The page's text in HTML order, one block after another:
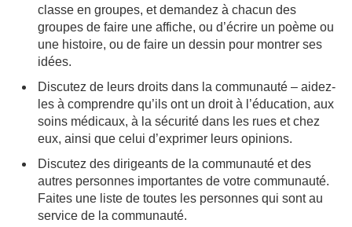
classe en groupes, et demandez à chacun des
groupes de faire une affiche, ou d’écrire un poème ou
une histoire, ou de faire un dessin pour montrer ses
idées.
Discutez de leurs droits dans la communauté – aidez-
les à comprendre qu’ils ont un droit à l’éducation, aux
soins médicaux, à la sécurité dans les rues et chez
eux, ainsi que celui d’exprimer leurs opinions.
Discutez des dirigeants de la communauté et des
autres personnes importantes de votre communauté.
Faites une liste de toutes les personnes qui sont au
service de la communauté.